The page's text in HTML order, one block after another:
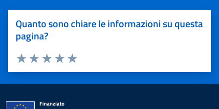
Quanto sono chiare le informazioni su questa
pagina?
Valuta 5 stelle su 5
Valuta 4 stelle su 5
Valuta 3 stelle su 5
Valuta 2 stelle su 5
Valuta 1 stelle su 5